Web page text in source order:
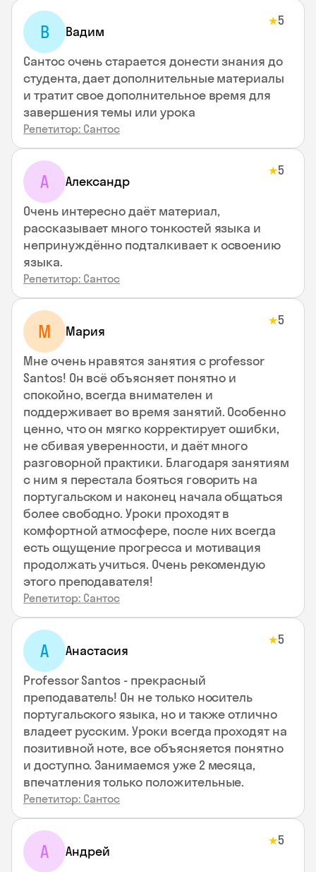
В Вадим
★5
Сантос очень старается донести знания до
студента, дает дополнительные материалы
и тратит свое дополнительное время для
завершения темы или урока
Репетитор: Сантос
А Александр
★5
Очень интересно даёт материал,
рассказывает много тонкостей языка и
непринуждённо подталкивает к освоению
языка.
Репетитор: Сантос
М Мария
★5
Мне очень нравятся занятия с professor
Santos! Он всё объясняет понятно и
спокойно, всегда внимателен и
поддерживает во время занятий. Особенно
ценно, что он мягко корректирует ошибки,
не сбивая уверенности, и даёт много
разговорной практики. Благодаря занятиям
с ним я перестала бояться говорить на
португальском и наконец начала общаться
более свободно. Уроки проходят в
комфортной атмосфере, после них всегда
есть ощущение прогресса и мотивация
продолжать учиться. Очень рекомендую
этого преподавателя!
Репетитор: Сантос
А Анастасия
★5
Professor Santos - прекрасный
преподаватель! Он не только носитель
португальского языка, но и также отлично
владеет русским. Уроки всегда проходят на
позитивной ноте, все объясняется понятно
и доступно. Занимаемся уже 2 месяца,
впечатления только положительные.
Репетитор: Сантос
А Андрей
★5